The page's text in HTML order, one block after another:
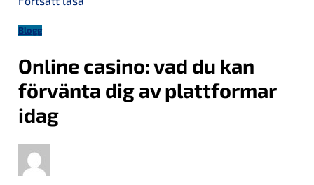
Blogg
Online casino: vad du kan
förvänta dig av plattformar
idag